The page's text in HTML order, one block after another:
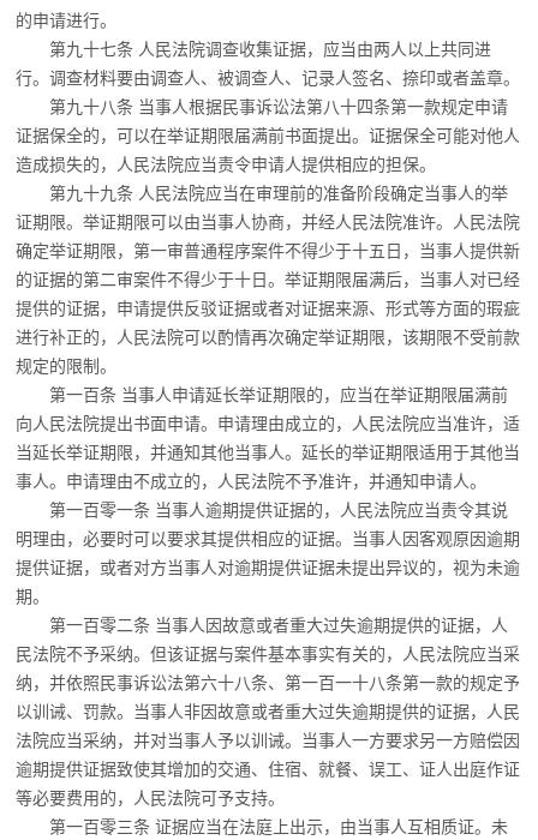
的申请进行。
第九十七条 人民法院调查收集证据，应当由两人以上共同进
行。调查材料要由调查人、被调查人、记录人签名、捺印或者盖章。
第九十八条 当事人根据民事诉讼法第八十四条第一款规定申请
证据保全的，可以在举证期限届满前书面提出。证据保全可能对他人
造成损失的，人民法院应当责令申请人提供相应的担保。
第九十九条 人民法院应当在审理前的准备阶段确定当事人的举
证期限。举证期限可以由当事人协商，并经人民法院准许。人民法院
确定举证期限，第一审普通程序案件不得少于十五日，当事人提供新
的证据的第二审案件不得少于十日。举证期限届满后，当事人对已经
提供的证据，申请提供反驳证据或者对证据来源、形式等方面的瑕疵
进行补正的，人民法院可以酌情再次确定举证期限，该期限不受前款
规定的限制。
第一百条 当事人申请延长举证期限的，应当在举证期限届满前
向人民法院提出书面申请。申请理由成立的，人民法院应当准许，适
当延长举证期限，并通知其他当事人。延长的举证期限适用于其他当
事人。申请理由不成立的，人民法院不予准许，并通知申请人。
第一百零一条 当事人逾期提供证据的，人民法院应当责令其说
明理由，必要时可以要求其提供相应的证据。当事人因客观原因逾期
提供证据，或者对方当事人对逾期提供证据未提出异议的，视为未逾
期。
第一百零二条 当事人因故意或者重大过失逾期提供的证据，人
民法院不予采纳。但该证据与案件基本事实有关的，人民法院应当采
纳，并依照民事诉讼法第六十八条、第一百一十八条第一款的规定予
以训诫、罚款。当事人非因故意或者重大过失逾期提供的证据，人民
法院应当采纳，并对当事人予以训诫。当事人一方要求另一方赔偿因
逾期提供证据致使其增加的交通、住宿、就餐、误工、证人出庭作证
等必要费用的，人民法院可予支持。
第一百零三条 证据应当在法庭上出示，由当事人互相质证。未